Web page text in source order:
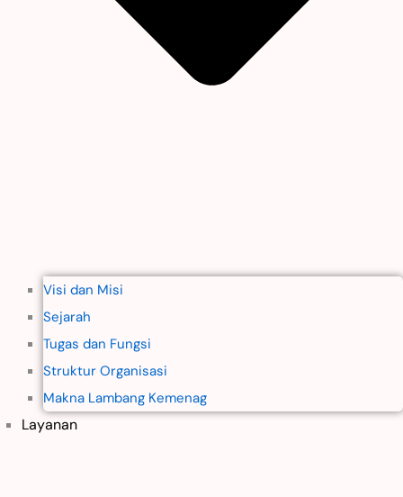
Visi dan Misi
Sejarah
Tugas dan Fungsi
Struktur Organisasi
Makna Lambang Kemenag
Layanan